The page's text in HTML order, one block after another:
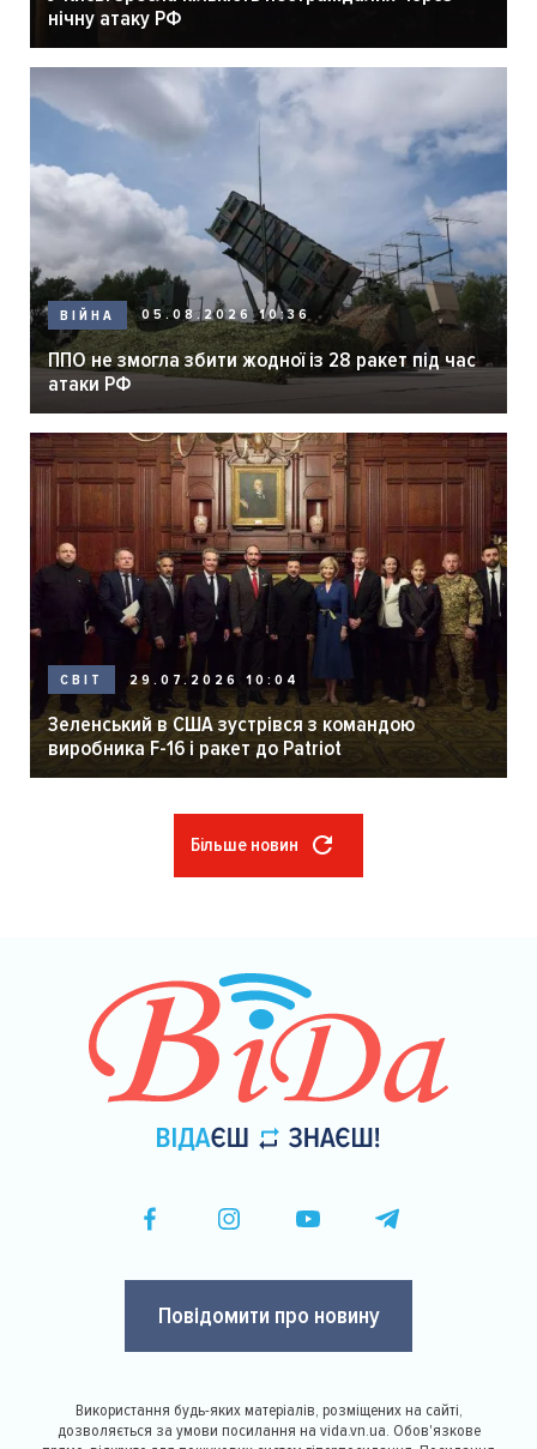
нічну атаку РФ
ВІЙНА 05.08.2026 10:36
ППО не змогла збити жодної із 28 ракет під час
атаки РФ
СВІТ 29.07.2026 10:04
Зеленський в США зустрівся з командою
виробника F-16 і ракет до Patriot
Більше новин
Повідомити про новину
Використання будь-яких матеріалів, розміщених на сайті,
дозволяється за умови посилання на vida.vn.ua. Обов'язкове